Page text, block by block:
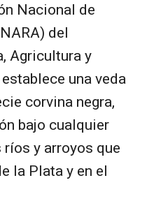
Nacional de
del
Agricultura y
una veda
corvina negra,
bajo cualquier
y arroyos que
la Plata y en el